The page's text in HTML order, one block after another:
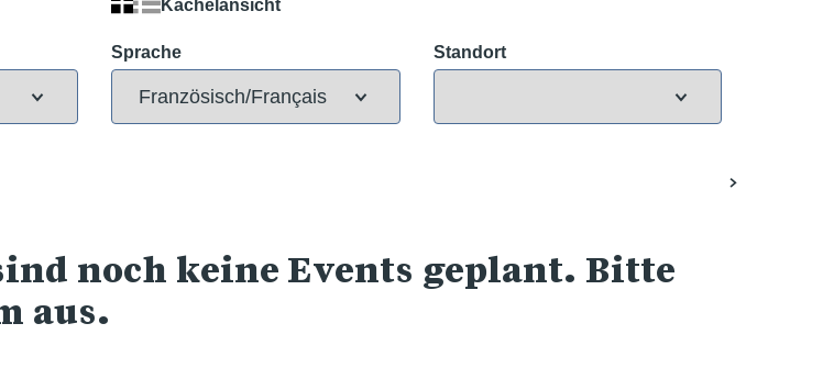
Kachelansicht
Sprache Standort
noch keine Events geplant. Bitte
aus.